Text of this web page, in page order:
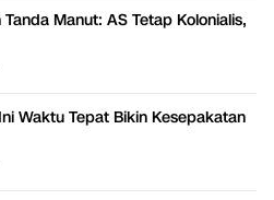
Manut: AS Tetap Kolonialis,
Waktu Tepat Bikin Kesepakatan